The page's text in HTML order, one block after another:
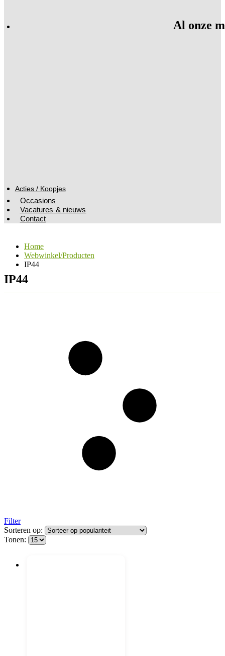
Al onze
Acties / Koopjes
Occasions
Vacatures & nieuws
Contact
Home
Webwinkel/Producten
IP44
IP44
Filter
Sorteren op:
Tonen: